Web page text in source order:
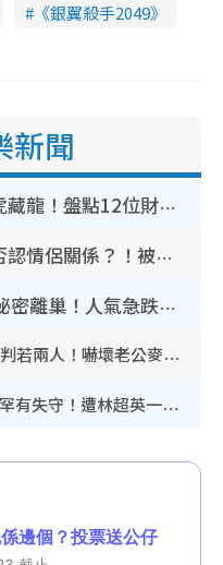
《銀翼殺手2049》
新聞
《愛回家》隱形富豪臥虎藏龍！盤點12位財氣逼人的有錢藝人：呢位靚女3億身家唔憂做
葉蒨文拍拖一周年親自否認情侶關係？！被質疑感情造假竟稱GM「普通同事」
30歲男藝人低調宣布已秘密離巢！人氣急跌變失蹤人口︰「這幾年過得並不容易」
簡淑兒染金毛剪短頭髮氣質判若兩人！嚇壞老公麥大力都認唔出：「你做咩事？」
TVB新聞主播陳嘉欣鏡頭前罕有失守！遭林超英一句說話突襲嚇親當場大笑